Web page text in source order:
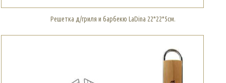
Решетка д/гриля и барбекю LaDina 22*22*5см.